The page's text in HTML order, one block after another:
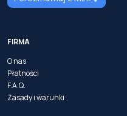
FIRMA
O nas
Płatności
F.A.Q.
Zasady i warunki